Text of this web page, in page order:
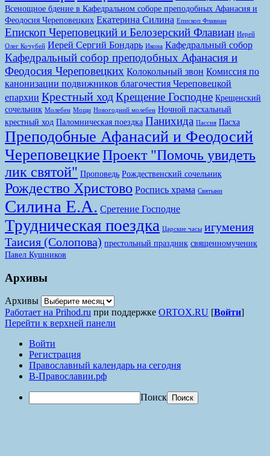
Всенощное бдение в Кафедральном соборе преподобных Афанасия и
Феодосия Череповецких Екатерина Силина Епископ Флавиан
Епископ Череповецкий и Белозерский Флавиан Иерей
Олег Кочубей Иерей Сергий Бондарь Икона Кафедральный собор
Кафедральный собор преподобных Афанасия и
Феодосия Череповецких Колокольный звон Комиссия по
канонизации подвижников благочестия Череповецкой
епархии Крестный ходКрещение Господне Крещенский
сочельник Молебен Мощи Новогодний молебен Ночной пасхальный
крестный ход Паломническая поездка Панихида Пассия Пасха
Преподобные Афанасий и Феодосий
ЧереповецкиеПроект "Помочь увидеть
лик святой" Проповедь Рождественский сочельник
Рождество Христово Роспись храма Святыни
Силина Е.А. Сретение Господне
Трудническая поездка Царские часы игумения
Таисия (Солопова) престольный праздник священномученик
Павел Кушников
Архивы
Архивы
Работает на Prihod.ru при поддержке ORTOX.RU [Войти]
Перейти к верхней панели
Войти
Регистрация
Православный календарь на сегодня
В-Православии.рф
Поиск